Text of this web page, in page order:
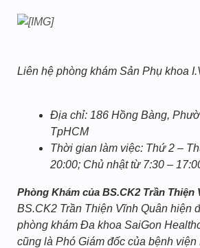
Liên hệ phòng khám Sản Phụ khoa
Địa chỉ: 186 Hồng Bàng,
TpHCM
Thời gian làm việc: Thứ 2 –
20:00; Chủ nhật từ 7:30 –
Phòng Khám của BS.CK2 Trần Thiện
BS.CK2 Trần Thiện Vĩnh Quân hiện
phòng khám Đa khoa SaiGon
cũng là Phó Giám đốc của bệnh